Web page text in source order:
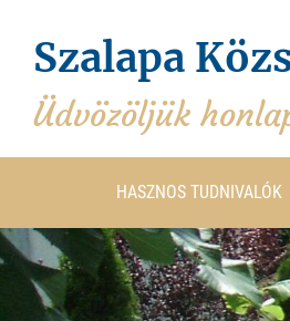
Szalapa
Üdvözöljük
HASZNOS TUDNIVALÓK